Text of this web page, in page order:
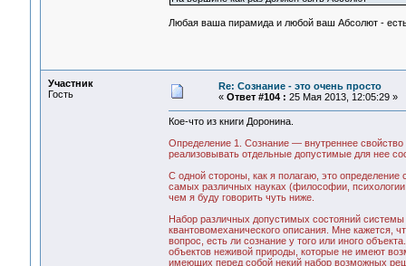
Любая ваша пирамида и любой ваш Абсолют -
Участник
Гость
Re: Сознание - это очень просто
« Ответ #104 : 25 Мая 2013, 12:05:29 »
Кое-что из книги Доронина.
Определение 1. Сознание — внутреннее свойство
реализовывать отдельные допустимые для нее
С одной стороны, как я полагаю, это
самых различных науках (философии,
чем я буду говорить чуть ниже.
Набор различных допустимых состояний
квантовомеханического описания. Мне кажется,
вопрос, есть ли сознание у того или иного
объектов неживой природы, которые не имеют
имеющих перед собой некий набор возможных